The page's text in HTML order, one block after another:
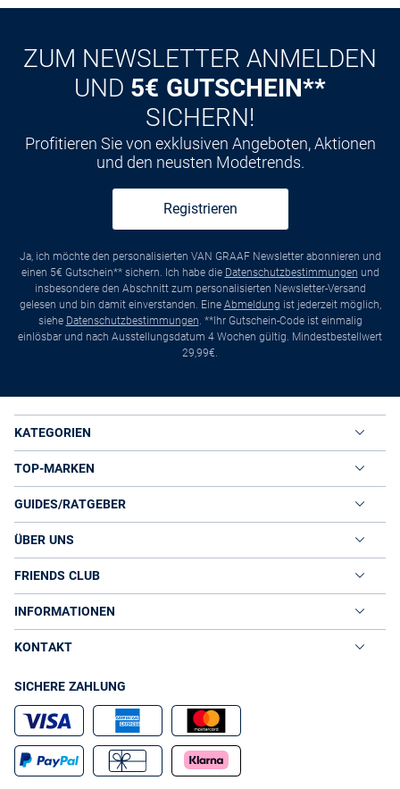
ZUM NEWSLETTER ANMELDEN
UND 5€ GUTSCHEIN**
SICHERN!
Profitieren Sie von exklusiven Angeboten, Aktionen
und den neusten Modetrends.
Registrieren
Ja, ich möchte den personalisierten VAN GRAAF Newsletter abonnieren und
einen 5€ Gutschein** sichern. Ich habe die Datenschutzbestimmungen und
insbesondere den Abschnitt zum personalisierten Newsletter-Versand
gelesen und bin damit einverstanden. Eine Abmeldung ist jederzeit möglich,
siehe Datenschutzbestimmungen. **Ihr Gutschein-Code ist einmalig
einlösbar und nach Ausstellungsdatum 4 Wochen gültig. Mindestbestellwert
29,99€.
KATEGORIEN
TOP-MARKEN
GUIDES/RATGEBER
ÜBER UNS
FRIENDS CLUB
INFORMATIONEN
KONTAKT
SICHERE ZAHLUNG